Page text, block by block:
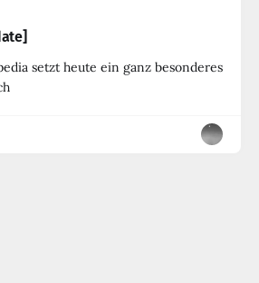
setzt heute ein ganz besonderes